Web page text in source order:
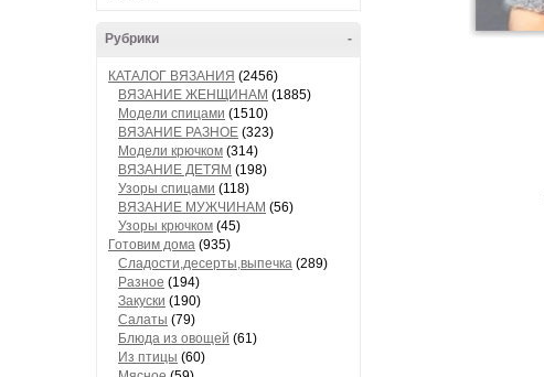
-
Рубрики
КАТАЛОГ ВЯЗАНИЯ (2456)
ВЯЗАНИЕ ЖЕНЩИНАМ (1885)
Модели спицами (1510)
ВЯЗАНИЕ РАЗНОЕ (323)
Модели крючком (314)
ВЯЗАНИЕ ДЕТЯМ (198)
Узоры спицами (118)
ВЯЗАНИЕ МУЖЧИНАМ (56)
Узоры крючком (45)
Готовим дома (935)
Сладости,десерты,выпечка (289)
Разное (194)
Закуски (190)
Салаты (79)
Блюда из овощей (61)
Из птицы (60)